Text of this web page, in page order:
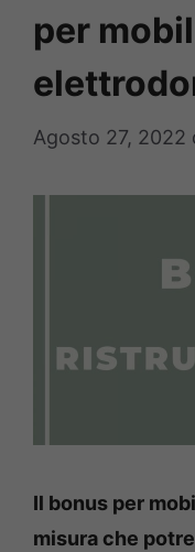
per
Agosto 27, 2022
Il bonus per
misura che